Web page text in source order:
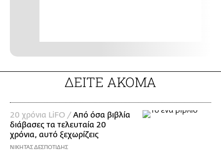
ΔΕΙΤΕ ΑΚΟΜΑ
20 χρόνια LiFO /Από όσα βιβλία
διάβασες τα τελευταία 20
χρόνια, αυτό ξεχωρίζεις
ΝΙΚΗΤΑΣ ΔΕΣΠΟΤΙΔΗΣ